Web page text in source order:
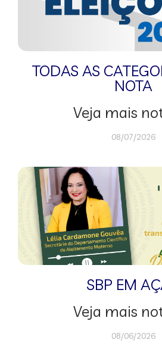
TODAS AS
NOTA
Veja mais
08/07/2026
SBP EM
Veja mais
08/06/2026